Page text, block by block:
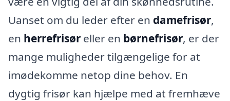
Uanset om du leder efter en damefrisør,
en herrefrisør eller en børnefrisør, er der
mange muligheder tilgængelige for at
imødekomme netop dine behov. En
dygtig frisør kan hjælpe med at fremhæve